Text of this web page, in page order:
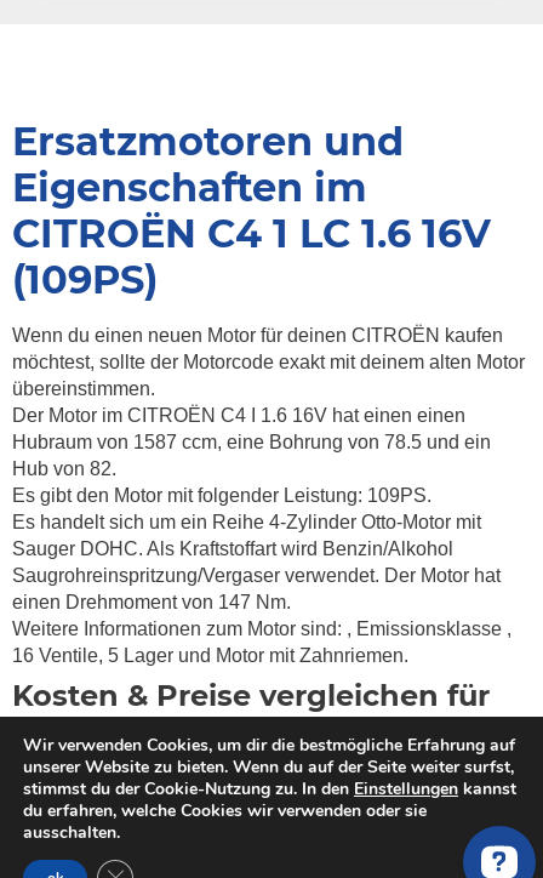
Ersatzmotoren und
Eigenschaften im
CITROËN C4 1 LC 1.6 16V
(109PS)
Wenn du einen neuen Motor für deinen CITROËN kaufen
möchtest, sollte der Motorcode exakt mit deinem alten Motor
übereinstimmen.
Der Motor im CITROËN C4 I 1.6 16V hat einen einen
Hubraum von 1587 ccm, eine Bohrung von 78.5 und ein
Hub von 82.
Es gibt den Motor mit folgender Leistung: 109PS.
Es handelt sich um ein Reihe 4-Zylinder Otto-Motor mit
Sauger DOHC. Als Kraftstoffart wird Benzin/Alkohol
Saugrohreinspritzung/Vergaser verwendet. Der Motor hat
einen Drehmoment von 147 Nm.
Weitere Informationen zum Motor sind: , Emissionsklasse ,
16 Ventile, 5 Lager und Motor mit Zahnriemen.
Kosten & Preise vergleichen für
gebrauchte, überholte und neue
Austauschmotoren für ein
CITROËN C4 I 1.6 16V
Du willst einen Motor kaufen? MotorschadenVergleich hilft
dir bei der Suche nach einem qualitativ hochwertigen
Wir verwenden Cookies, um dir die bestmögliche Erfahrung auf
unserer Website zu bieten. Wenn du auf der Seite weiter surfst,
stimmst du der Cookie-Nutzung zu. In den Einstellungen kannst
du erfahren, welche Cookies wir verwenden oder sie
ausschalten.
GDPR Cookie-Banner schließen